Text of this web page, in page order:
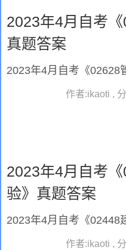
2023年4月自考《
真题答案
2023年4月自考《02628
作者:ikaoti ,
2023年4月自考
验》真题答案
2023年4月自考《02448
作者:ikaoti ,